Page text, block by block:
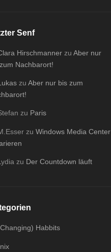
Senf
Hirschmanner zu Aber nur
Nachbarort!
zu Aber nur bis zum
zu Paris
zu Windows Media Center
zu Der Countdown läuft
Habbits